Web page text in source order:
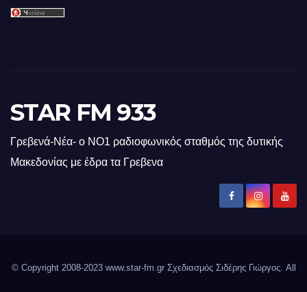
STAR FM 933
Γρεβενά-Νέα- ο ΝΟ1 ραδιοφωνικός σταθμός της δυτικής
Μακεδονίας με έδρα τα Γρεβενα
© Copyright 2008-2023 www.star-fm.gr Σχεδιασμός Σιδέρης Γιώργος. All